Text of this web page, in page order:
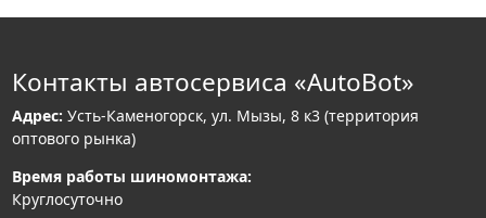
Контакты автосервиса «AutoBot»
Адрес: Усть-Каменогорск, ул. Мызы, 8 к3 (территория
оптового рынка)
Время работы шиномонтажа:
Круглосуточно